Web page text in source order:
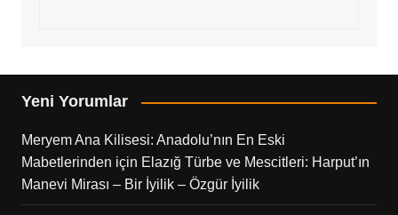
Yeni Yorumlar
Meryem Ana Kilisesi: Anadolu’nın En Eski
Mabetlerinden için Elazığ Türbe ve Mescitleri: Harput’ın
Manevi Mirası – Bir İyilik – Özgür İyilik